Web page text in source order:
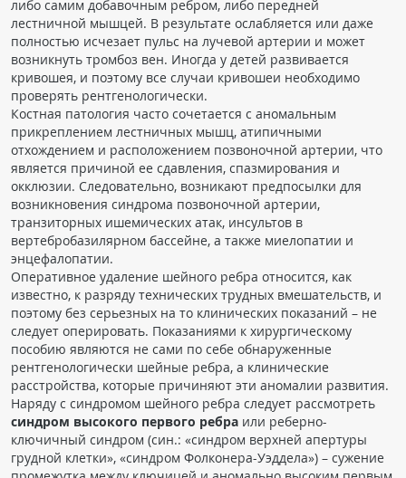
либо самим добавочным ребром, либо передней
лестничной мышцей. В результате ослабляется или даже
полностью исчезает пульс на лучевой артерии и может
возникнуть тромбоз вен. Иногда у детей развивается
кривошея, и поэтому все случаи кривошеи необходимо
проверять рентгенологически.
Костная патология часто сочетается с аномальным
прикреплением лестничных мышц, атипичными
отхождением и расположением позвоночной артерии, что
является причиной ее сдавления, спазмирования и
окклюзии. Следовательно, возникают предпосылки для
возникновения синдрома позвоночной артерии,
транзиторных ишемических атак, инсультов в
вертебробазилярном бассейне, а также миелопатии и
энцефалопатии.
Оперативное удаление шейного ребра относится, как
известно, к разряду технических трудных вмешательств, и
поэтому без серьезных на то клинических показаний – не
следует оперировать. Показаниями к хирургическому
пособию являются не сами по себе обнаруженные
рентгенологически шейные ребра, а клинические
расстройства, которые причиняют эти аномалии развития.
Наряду с синдромом шейного ребра следует рассмотреть
синдром высокого первого ребра или реберно-
ключичный синдром (син.: «синдром верхней апертуры
грудной клетки», «синдром Фолконера-Уэддела») – сужение